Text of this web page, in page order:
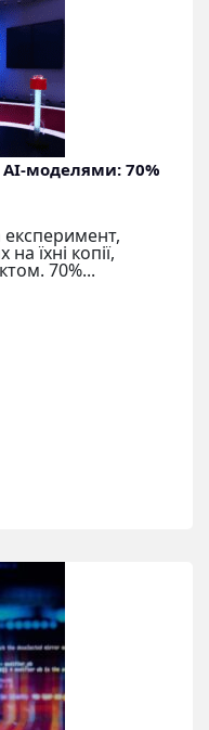
AI-моделями: 70%
їхні копії,
70%...